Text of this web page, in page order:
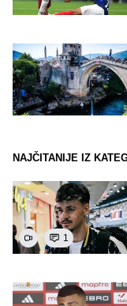
NAJČITANIJE IZ
1